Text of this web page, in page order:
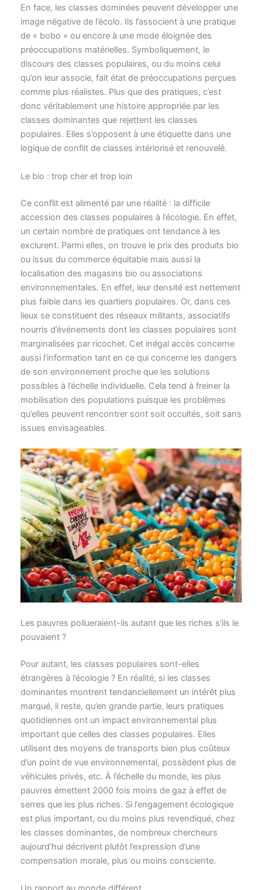
En face, les classes dominées peuvent développer une
image négative de l’écolo. Ils l’associent à une pratique
de « bobo » ou encore à une mode éloignée des
préoccupations matérielles. Symboliquement, le
discours des classes populaires, ou du moins celui
qu’on leur associe, fait état de préoccupations perçues
comme plus réalistes. Plus que des pratiques, c’est
donc véritablement une histoire appropriée par les
classes dominantes que rejettent les classes
populaires. Elles s’opposent à une étiquette dans une
logique de conflit de classes intériorisé et renouvelé.
Le bio : trop cher et trop loin
Ce conflit est alimenté par une réalité : la difficile
accession des classes populaires à l’écologie. En effet,
un certain nombre de pratiques ont tendance à les
exclurent. Parmi elles, on trouve le prix des produits bio
ou issus du commerce équitable mais aussi la
localisation des magasins bio ou associations
environnementales. En effet, leur densité est nettement
plus faible dans les quartiers populaires. Or, dans ces
lieux se constituent des réseaux militants, associatifs
nourris d’événements dont les classes populaires sont
marginalisées par ricochet. Cet inégal accès concerne
aussi l’information tant en ce qui concerne les dangers
de son environnement proche que les solutions
possibles à l’échelle individuelle. Cela tend à freiner la
mobilisation des populations puisque les problèmes
qu’elles peuvent rencontrer sont soit occultés, soit sans
issues envisageables.
Les pauvres pollueraient-ils autant que les riches s’ils le
pouvaient ?
Pour autant, les classes populaires sont-elles
étrangères à l’écologie ? En réalité, si les classes
dominantes montrent tendanciellement un intérêt plus
marqué, il reste, qu’en grande partie, leurs pratiques
quotidiennes ont un impact environnemental plus
important que celles des classes populaires. Elles
utilisent des moyens de transports bien plus coûteux
d’un point de vue environnemental, possèdent plus de
véhicules privés, etc. À l’échelle du monde, les plus
pauvres émettent 2000 fois moins de gaz à effet de
serres que les plus riches. Si l’engagement écologique
est plus important, ou du moins plus revendiqué, chez
les classes dominantes, de nombreux chercheurs
aujourd’hui décrivent plutôt l’expression d’une
compensation morale, plus ou moins consciente.